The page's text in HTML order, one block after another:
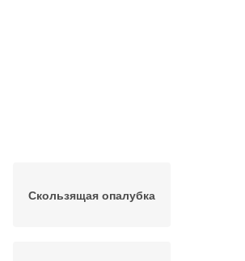
Скользящая опалубка